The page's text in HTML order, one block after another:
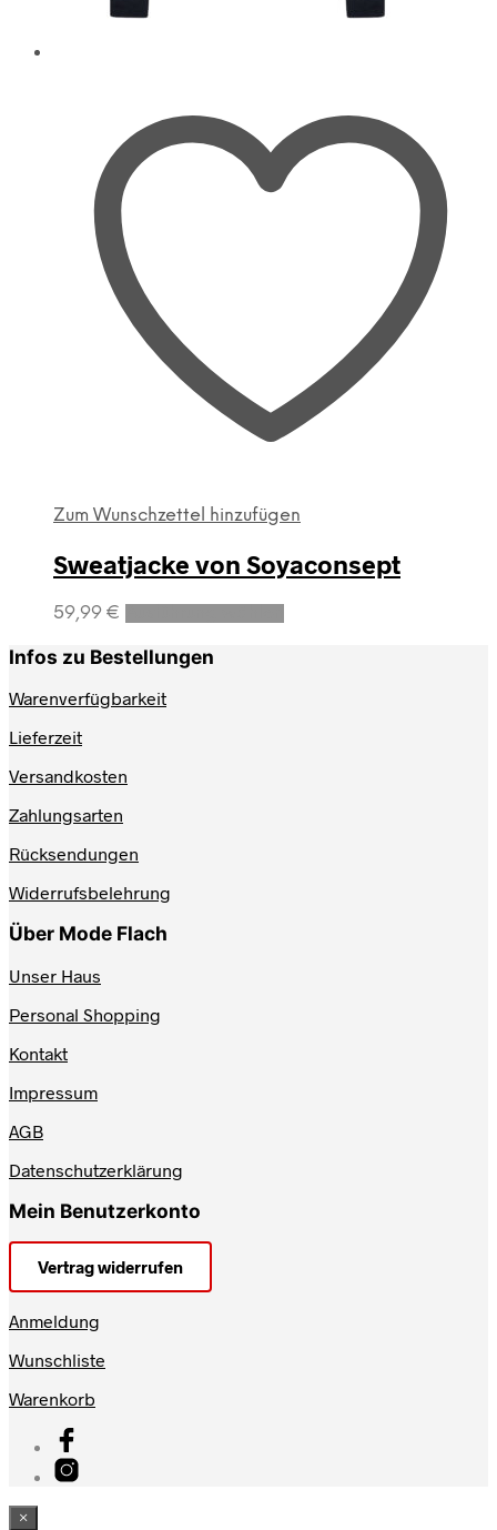
Zum Wunschzettel hinzufügen
Sweatjacke von Soyaconsept
59,99 €
Dieses
Infos zu Bestellungen
Warenverfügbarkeit
Lieferzeit
Versandkosten
Zahlungsarten
Rücksendungen
Widerrufsbelehrung
Über Mode Flach
Unser Haus
Personal Shopping
Kontakt
Impressum
AGB
Datenschutzerklärung
Mein Benutzerkonto
Vertrag widerrufen
Anmeldung
Wunschliste
Warenkorb
×